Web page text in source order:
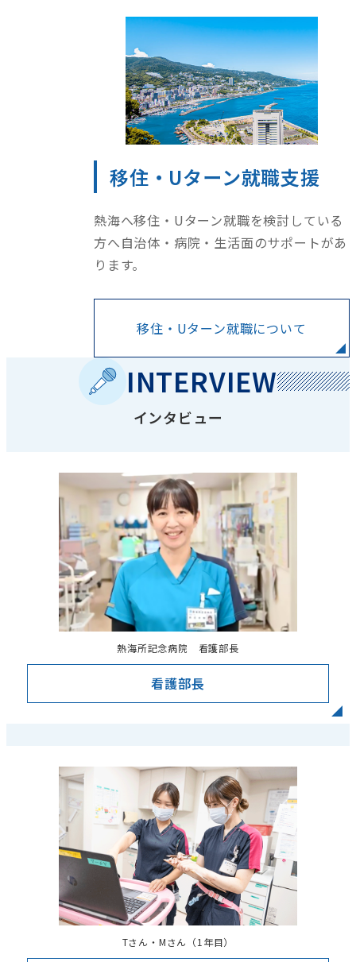
移住・Uターン就職支援
熱海へ移住・Uターン就職を検討している
方へ自治体・病院・生活面のサポートがあ
ります。
移住・Uターン就職について
インタビュー
INTERVIEW
熱海所記念病院 看護部長
看護部長
Tさん・Mさん（1年目）